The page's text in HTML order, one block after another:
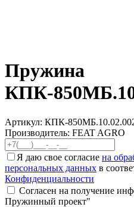
Пружина
КПК-
Артикул: КПК-
Производитель: FEAT AGRO
Я даю свое согласие на
персональных данных в
Конфиденциальности
Согласен на получение
Пружинный проект"